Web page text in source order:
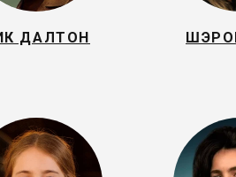
ДАЛТОН